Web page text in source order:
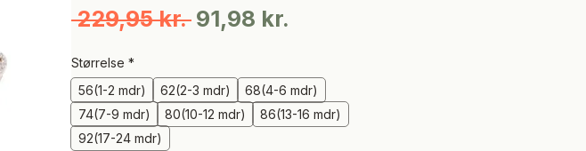
229,95 kr. Regulær
91,98 kr.
Størrelse *
56(1-2 mdr)
62(2-3 mdr)
68(4-6 mdr)
74(7-9 mdr)
80(10-12 mdr)
86(13-16 mdr)
92(17-24 mdr)